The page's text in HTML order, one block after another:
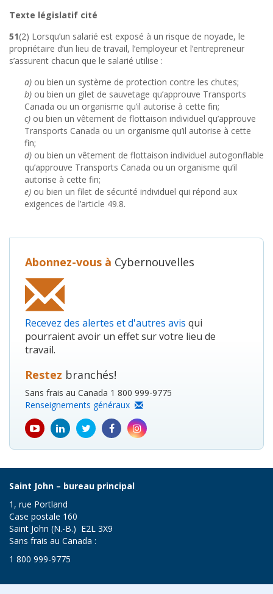
Texte législatif cité
51(2) Lorsqu’un salarié est exposé à un risque de noyade, le
propriétaire d’un lieu de travail, l’employeur et l’entrepreneur
s’assurent chacun que le salarié utilise :
a) ou bien un système de protection contre les chutes;
b) ou bien un gilet de sauvetage qu’approuve Transports
Canada ou un organisme qu’il autorise à cette fin;
c) ou bien un vêtement de flottaison individuel qu’approuve
Transports Canada ou un organisme qu’il autorise à cette
fin;
d) ou bien un vêtement de flottaison individuel autogonflable
qu’approuve Transports Canada ou un organisme qu’il
autorise à cette fin;
e) ou bien un filet de sécurité individuel qui répond aux
exigences de l’article 49.8.
Abonnez-vous à Cybernouvelles
Recevez des alertes et d'autres avis qui
pourraient avoir un effet sur votre lieu de
travail.
Restez branchés!
Sans frais au Canada 1 800 999-9775
Renseignements généraux
youtube
icon
Linkedin
icon
Twitter
icon
Facebook
icon
Instagram
icon
Saint John – bureau principal
1, rue Portland
Case postale 160
Saint John (N.-B.) E2L 3X9
Sans frais au Canada :
1 800 999-9775